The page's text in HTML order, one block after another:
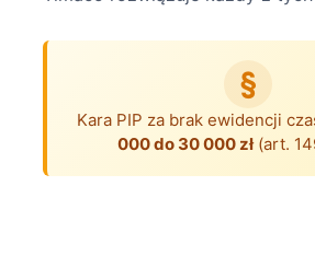
§
Kara PIP za brak ewidencji
000 do 30 000 zł(art.